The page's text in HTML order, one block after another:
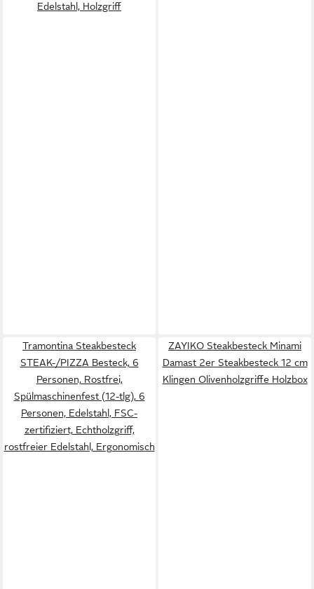
Edelstahl, Holzgriff
Tramontina Steakbesteck
STEAK-/PIZZA Besteck, 6
Personen, Rostfrei,
Spülmaschinenfest (12-tlg), 6
Personen, Edelstahl, FSC-
zertifiziert, Echtholzgriff,
rostfreier Edelstahl, Ergonomisch
ZAYIKO Steakbesteck Minami
Damast 2er Steakbesteck 12 cm
Klingen Olivenholzgriffe Holzbox